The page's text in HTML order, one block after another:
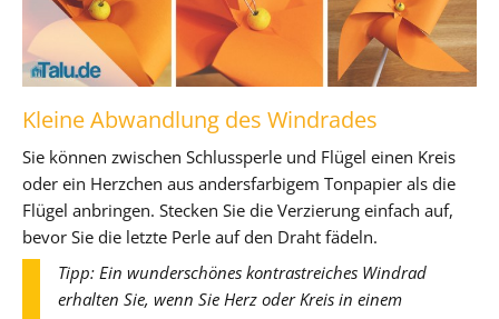
Kleine Abwandlung des Windrades
Sie können zwischen Schlussperle und Flügel einen Kreis
oder ein Herzchen aus andersfarbigem Tonpapier als die
Flügel anbringen. Stecken Sie die Verzierung einfach auf,
bevor Sie die letzte Perle auf den Draht fädeln.
Tipp: Ein wunderschönes kontrastreiches Windrad
erhalten Sie, wenn Sie Herz oder Kreis in einem